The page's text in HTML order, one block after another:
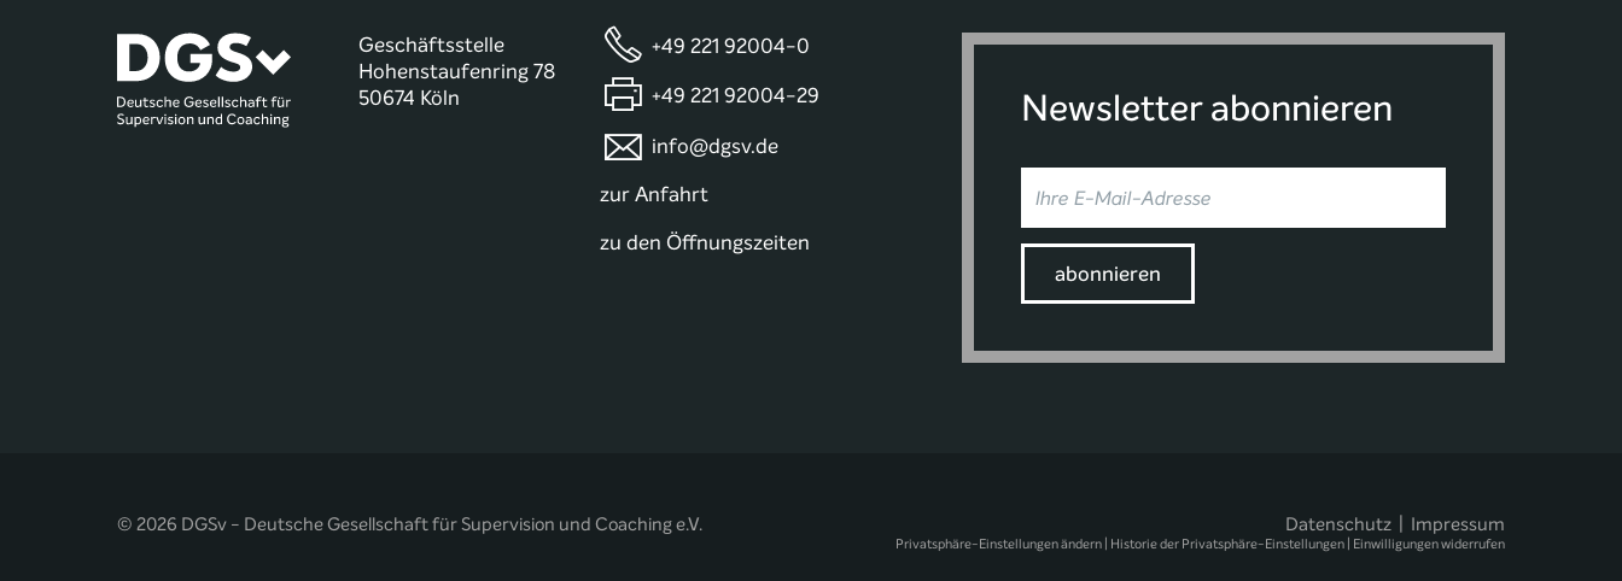
Geschäftsstelle
Hohenstaufenring 78
50674 Köln
+49 221 92004-0
+49 221 92004-29
info@dgsv.de
zur Anfahrt
zu den Öffnungszeiten
Newsletter abonnieren
© 2026 DGSv - Deutsche Gesellschaft für Supervision und Coaching e.V. Datenschutz Impressum
Privatsphäre-Einstellungen ändern Historie der Privatsphäre-Einstellungen Einwilligungen widerrufen